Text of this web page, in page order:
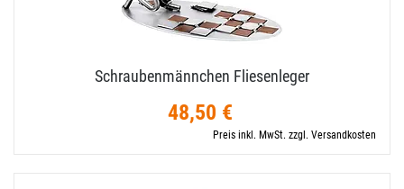
Schraubenmännchen Fliesenleger
48,50 €
Preis inkl. MwSt. zzgl. Versandkosten